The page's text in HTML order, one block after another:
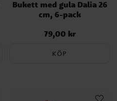
Bukett med gula Dalia 26
cm, 6-pack
Pris:79,00 kr
79,00 kr
KÖP